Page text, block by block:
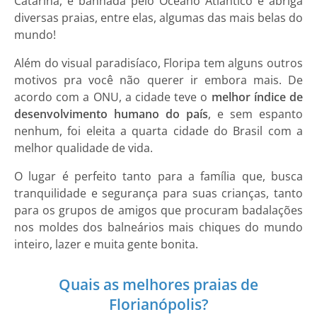
diversas praias, entre elas, algumas das mais belas do
mundo!
Além do visual paradisíaco, Floripa tem alguns outros
motivos pra você não querer ir embora mais. De
acordo com a ONU, a cidade teve o melhor índice de
desenvolvimento humano do país, e sem espanto
nenhum, foi eleita a quarta cidade do Brasil com a
melhor qualidade de vida.
O lugar é perfeito tanto para a família que, busca
tranquilidade e segurança para suas crianças, tanto
para os grupos de amigos que procuram badalações
nos moldes dos balneários mais chiques do mundo
inteiro, lazer e muita gente bonita.
Quais as melhores praias de
Florianópolis?